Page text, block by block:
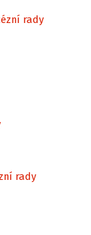
rady
rady